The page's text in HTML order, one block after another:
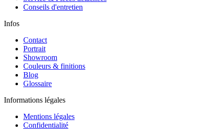
Conseils d'entretien
Infos
Contact
Portrait
Showroom
Couleurs & finitions
Blog
Glossaire
Informations légales
Mentions légales
Confidentialité